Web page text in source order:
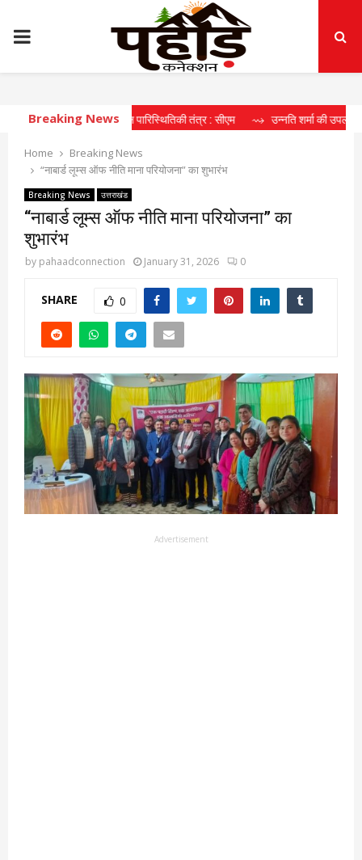
PRIMARY
MENU
Breaking News
दीर्घकालिक खेल पारिस्थितिकी तंत्र : सीएम ⇝ उन्नति शर्मा की उपलब्धि खिलाड़ियों
Home
Breaking News
“नाबार्ड लूम्स ऑफ नीति माना परियोजना” का शुभारंभ
Breaking News उत्तराखंड
“नाबार्ड लूम्स ऑफ नीति माना परियोजना” का
शुभारंभ
by pahaadconnection January 31, 2026 0
SHARE 0
Advertisement